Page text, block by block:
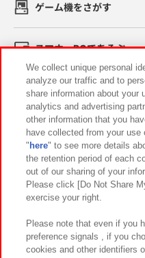
ゲーム機をさがす
スマホ・PCであそぶ
イベント・キャンペーン
関連会社 サステナ
プライバシーポリシー ウ
お取引先さまとともに
カスタマーハラスメント対応方針
We collect unique personal
analyze our traffic and to
share information about your
analytics and advertising
other information that you
have collected from your
" here" to see more details
the retention period of each
out of our sharing of your
Please click [Do Not Share
exercise your right.
Please note that even if you
preference signals , if you
cookies and other identifiers